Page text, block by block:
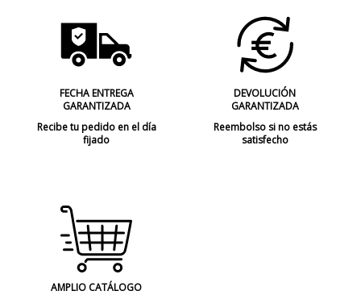
FECHA ENTREGA
GARANTIZADA
Recibe tu pedido en el día
fijado
DEVOLUCIÓN
GARANTIZADA
Reembolso si no estás
satisfecho
AMPLIO CATÁLOGO